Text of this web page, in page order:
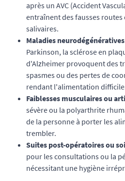
après un AVC (Accident
entraînent des fausses routes
salivaires.
Maladies
Parkinson, la sclérose en
d'Alzheimer provoquent des
spasmes ou des pertes de
rendant l'alimentation
Faiblesses musculaires ou
sévère ou la polyarthrite
de la personne à porter les
trembler.
Suites post-opératoires ou
pour les consultations ou la
nécessitant une hygiène